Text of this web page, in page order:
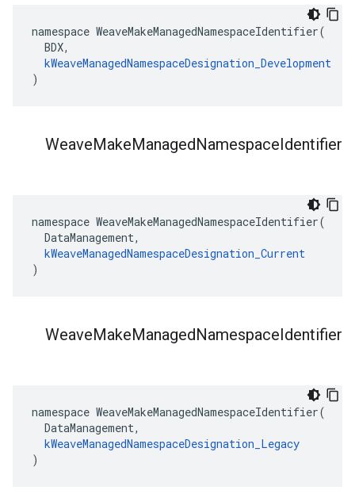
namespace WeaveMakeManagedNamespaceIdentifier(
  BDX,
kWeaveManagedNamespaceDesignation_Development
)
WeaveMakeManagedNamespaceIdentifier
namespace WeaveMakeManagedNamespaceIdentifier(
  DataManagement,
kWeaveManagedNamespaceDesignation_Current
)
WeaveMakeManagedNamespaceIdentifier
namespace WeaveMakeManagedNamespaceIdentifier(
  DataManagement,
kWeaveManagedNamespaceDesignation_Legacy
)